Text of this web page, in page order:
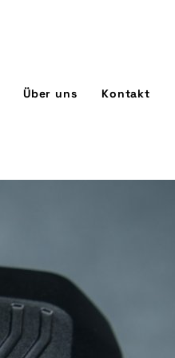
Über uns Kontakt